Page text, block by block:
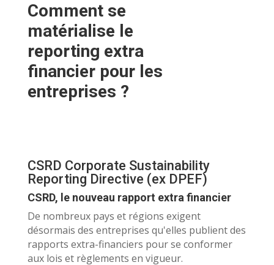
Comment se
matérialise le
reporting extra
financier pour les
entreprises ?
CSRD Corporate Sustainability
Reporting Directive (ex DPEF)
CSRD, le nouveau rapport extra financier
De nombreux pays et régions exigent
désormais des entreprises qu'elles publient des
rapports extra-financiers pour se conformer
aux lois et règlements en vigueur.